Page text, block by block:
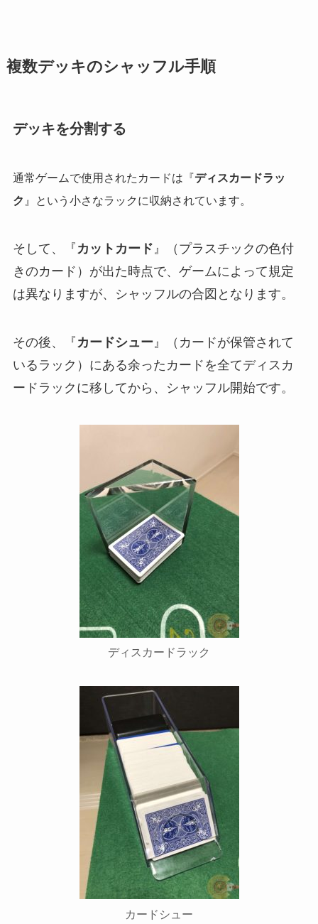
複数デッキのシャッフル手順
デッキを分割する
通常ゲームで使用されたカードは『ディスカードラッ
ク 』という小さなラックに収納されています。
そして、『 カットカード 』（プラスチックの色付
きのカード）が出た時点で、ゲームによって規定
は異なりますが、シャッフルの合図となります。
その後、『 カードシュー 』（カードが保管されて
いるラック）にある余ったカードを全てディスカ
ードラックに移してから、シャッフル開始です。
ディスカードラック
カードシュー